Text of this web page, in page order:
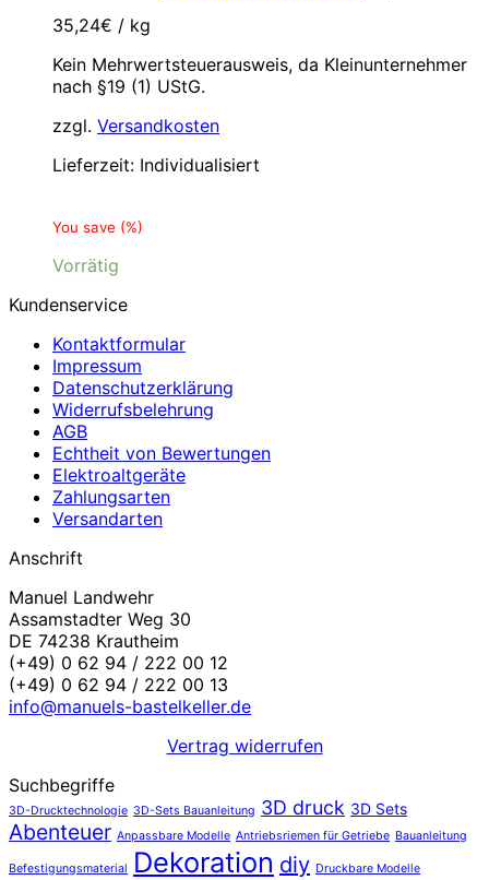
35,24€ / kg
Kein Mehrwertsteuerausweis, da Kleinunternehmer
nach §19 (1) UStG.
zzgl. Versandkosten
Lieferzeit: Individualisiert
You save (%)
Vorrätig
Kundenservice
Kontaktformular
Impressum
Datenschutzerklärung
Widerrufsbelehrung
AGB
Echtheit von Bewertungen
Elektroaltgeräte
Zahlungsarten
Versandarten
Anschrift
Manuel Landwehr
Assamstadter Weg 30
DE 74238 Krautheim
(+49) 0 62 94 / 222 00 12
(+49) 0 62 94 / 222 00 13
info@manuels-bastelkeller.de
Vertrag widerrufen
Suchbegriffe
3D-Drucktechnologie 3D-Sets Bauanleitung 3D druck 3D Sets
Abenteuer Anpassbare Modelle Antriebsriemen für Getriebe Bauanleitung
Befestigungsmaterial Dekoration diy Druckbare Modelle